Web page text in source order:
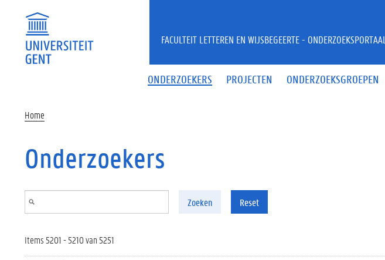
ONDERZOEKERS PROJECTEN ONDERZOEKSGROEPEN
FACULTEIT LETTEREN EN WIJSBEGEERTE - ONDERZOEKSPORTAAL
Home
Onderzoekers
Zoeken Reset
Items 5201 - 5210 van 5251